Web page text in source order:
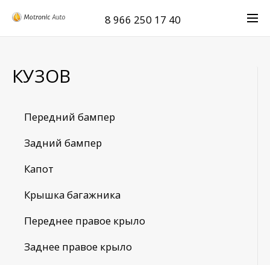
8 966 250 17 40
КУЗОВ
Передний бампер
Задний бампер
Капот
Крышка багажника
Переднее правое крыло
Заднее правое крыло